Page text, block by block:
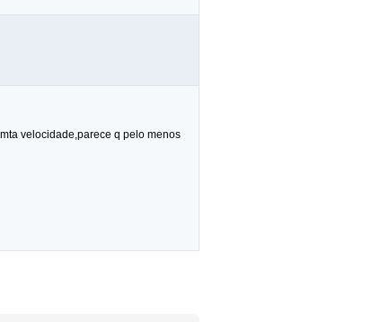
velocidade,parece q pelo menos